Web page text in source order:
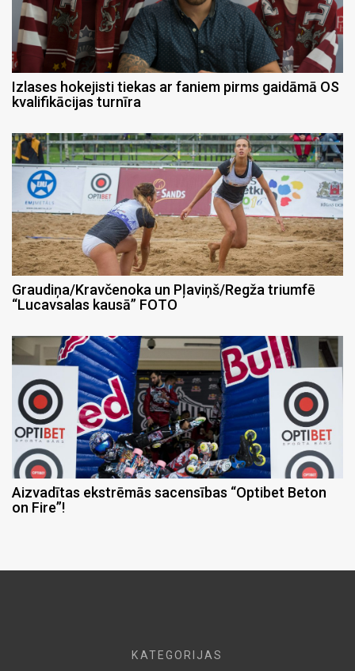
Izlases hokejisti tiekas ar faniem pirms gaidāmā OS
kvalifikācijas turnīra
Graudiņa/Kravčenoka un Pļaviņš/Regža triumfē
“Lucavsalas kausā” FOTO
Aizvadītas ekstrēmās sacensības “Optibet Beton
on Fire”!
KATEGORIJAS